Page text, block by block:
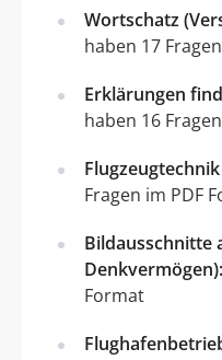
Wortschatz
haben 17
Erklärungen
haben 16
Fragen im PDF
Bildausschnitte
Denkvermögen):
Format